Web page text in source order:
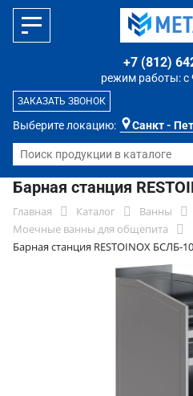
Выберите локацию: Санкт -
режим работы: с
+7 (812)
ЗАКАЗАТЬ ЗВОНОК
Барная станция
Главная Каталог
Ванны
Моечные ванны для общепита
Барная станция RESTOINOX БСЛБ-